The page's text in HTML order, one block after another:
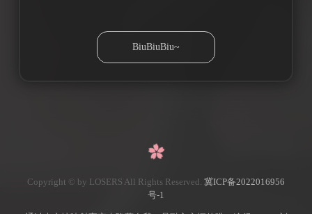
Copyright © by LOSERS All Rights Reserved. 冀ICP备2022016956
号-1